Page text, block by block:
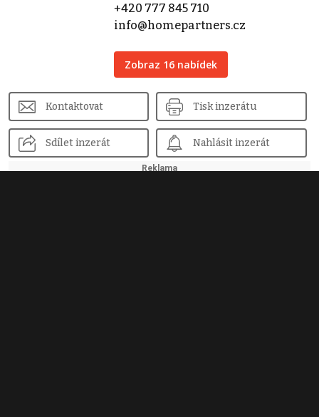
+420 777 845 710
info@homepartners.cz
Zobraz 16 nabídek
Kontaktovat Tisk inzerátu
Sdílet inzerát Nahlásit inzerát